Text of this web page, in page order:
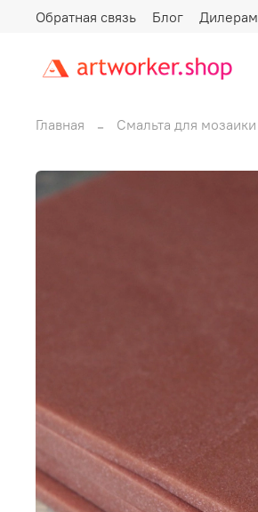
Обратная связь Блог Дилерам
Главная Смальта для мозаики